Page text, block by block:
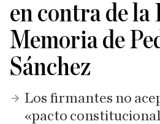
en contra de la
Memoria de
Sánchez
Los firmantes no
«pacto